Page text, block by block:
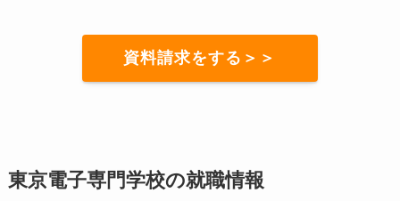
資料請求をする＞＞
東京電子専門学校の就職情報